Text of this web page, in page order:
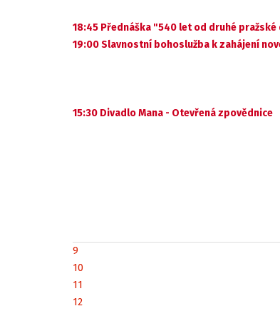
18:45 Přednáška "540 let od druhé
19:00 Slavnostní bohoslužba k zahájení
15:30 Divadlo Mana - Otevřená zpovědnice
9
10
11
12